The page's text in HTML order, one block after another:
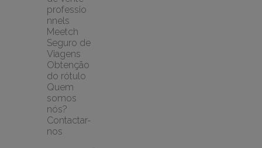
professio
nnels
Meetch
Seguro de
Viagens
Obtenção
do rótulo
Quem
somos
nós?
Contactar-
nos